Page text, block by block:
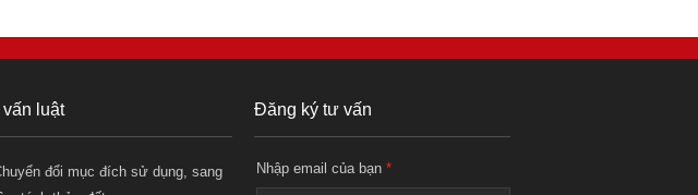
luật
đổi mục đích sử dụng, sang
Đăng ký tư vấn
Nhập email của bạn *